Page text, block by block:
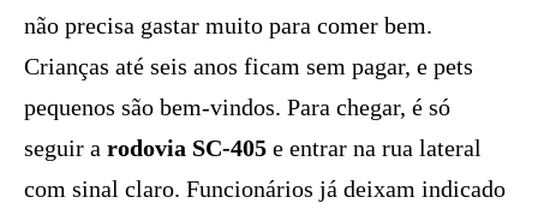
não precisa gastar muito para comer bem.
Crianças até seis anos ficam sem pagar, e pets
pequenos são bem-vindos. Para chegar, é só
seguir a rodovia SC-405 e entrar na rua lateral
com sinal claro. Funcionários já deixam indicado